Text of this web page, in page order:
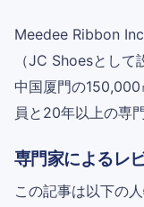
Meedee Ribbon
（JC Shoesとして
中国厦門の
員と20年以上の専
専門家によるレ
この記事は以下の